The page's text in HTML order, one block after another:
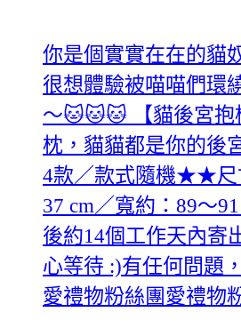
你是個實實在在的貓
很想體驗被喵喵們環
～🐱🐱🐱 【貓後宮
枕，貓貓都是你的後
4款／款式隨機★★尺
37 cm／寬約：89～
後約14個工作天內寄
心等待 :)有任何問題
愛禮物粉絲團愛禮物